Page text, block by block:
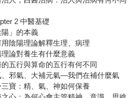
2 中醫基礎
陽」的本義
陰陽理論解釋生理、病理
理論對養生有什麼意義
五行與算命的五行有何不同
、邪氣、大補元氣—我們在補什麼氣
三寶：精、氣、神如何保養